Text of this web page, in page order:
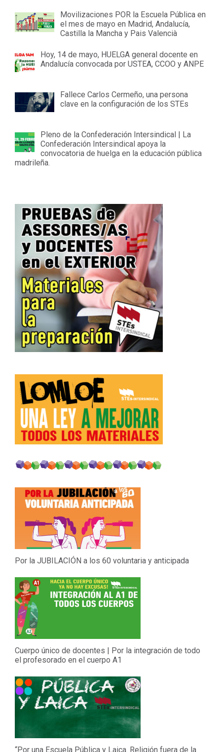
Movilizaciones POR la Escuela Pública en
el mes de mayo en Madrid, Andalucía,
Castilla la Mancha y Pais Valencià
Hoy, 14 de mayo, HUELGA general docente en
Andalucía convocada por USTEA, CCOO y ANPE
Fallece Carlos Cermeño, una persona
clave en la configuración de los STEs
Pleno de la Confederación Intersindical | La
Confederación Intersindical apoya la
convocatoria de huelga en la educación pública
madrileña.
Por la JUBILACIÓN a los 60 voluntaria y anticipada
Cuerpo único de docentes | Por la integración de todo
el profesorado en el cuerpo A1
“Por una Escuela Pública y Laica. Religión fuera de la